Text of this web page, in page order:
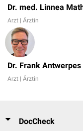
Dr. med. Linnea
Arzt | Ärztin
Dr. Frank Antwerpes
Arzt | Ärztin
DocCheck